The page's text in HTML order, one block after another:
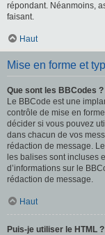
répondant. Néanmoins,
faisant.
Haut
Mise en forme et
Que sont les BBCodes ?
Le BBCode est une
contrôle de mise en
décider si vous pouvez
dans chacun de vos
rédaction de message.
les balises sont incluses
d’informations sur le
rédaction de message.
Haut
Puis-je utiliser le HTML ?